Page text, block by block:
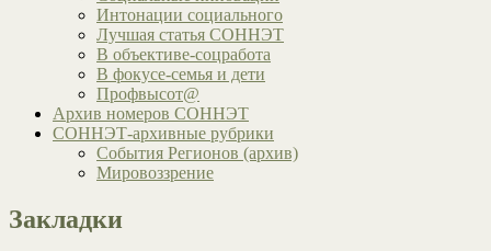
Интонации социального
Лучшая статья СОННЭТ
В объективе-соцработа
В фокусе-семья и дети
Профвысот@
Архив номеров СОННЭТ
СОННЭТ-архивные рубрики
События Регионов (архив)
Мировоззрение
Закладки